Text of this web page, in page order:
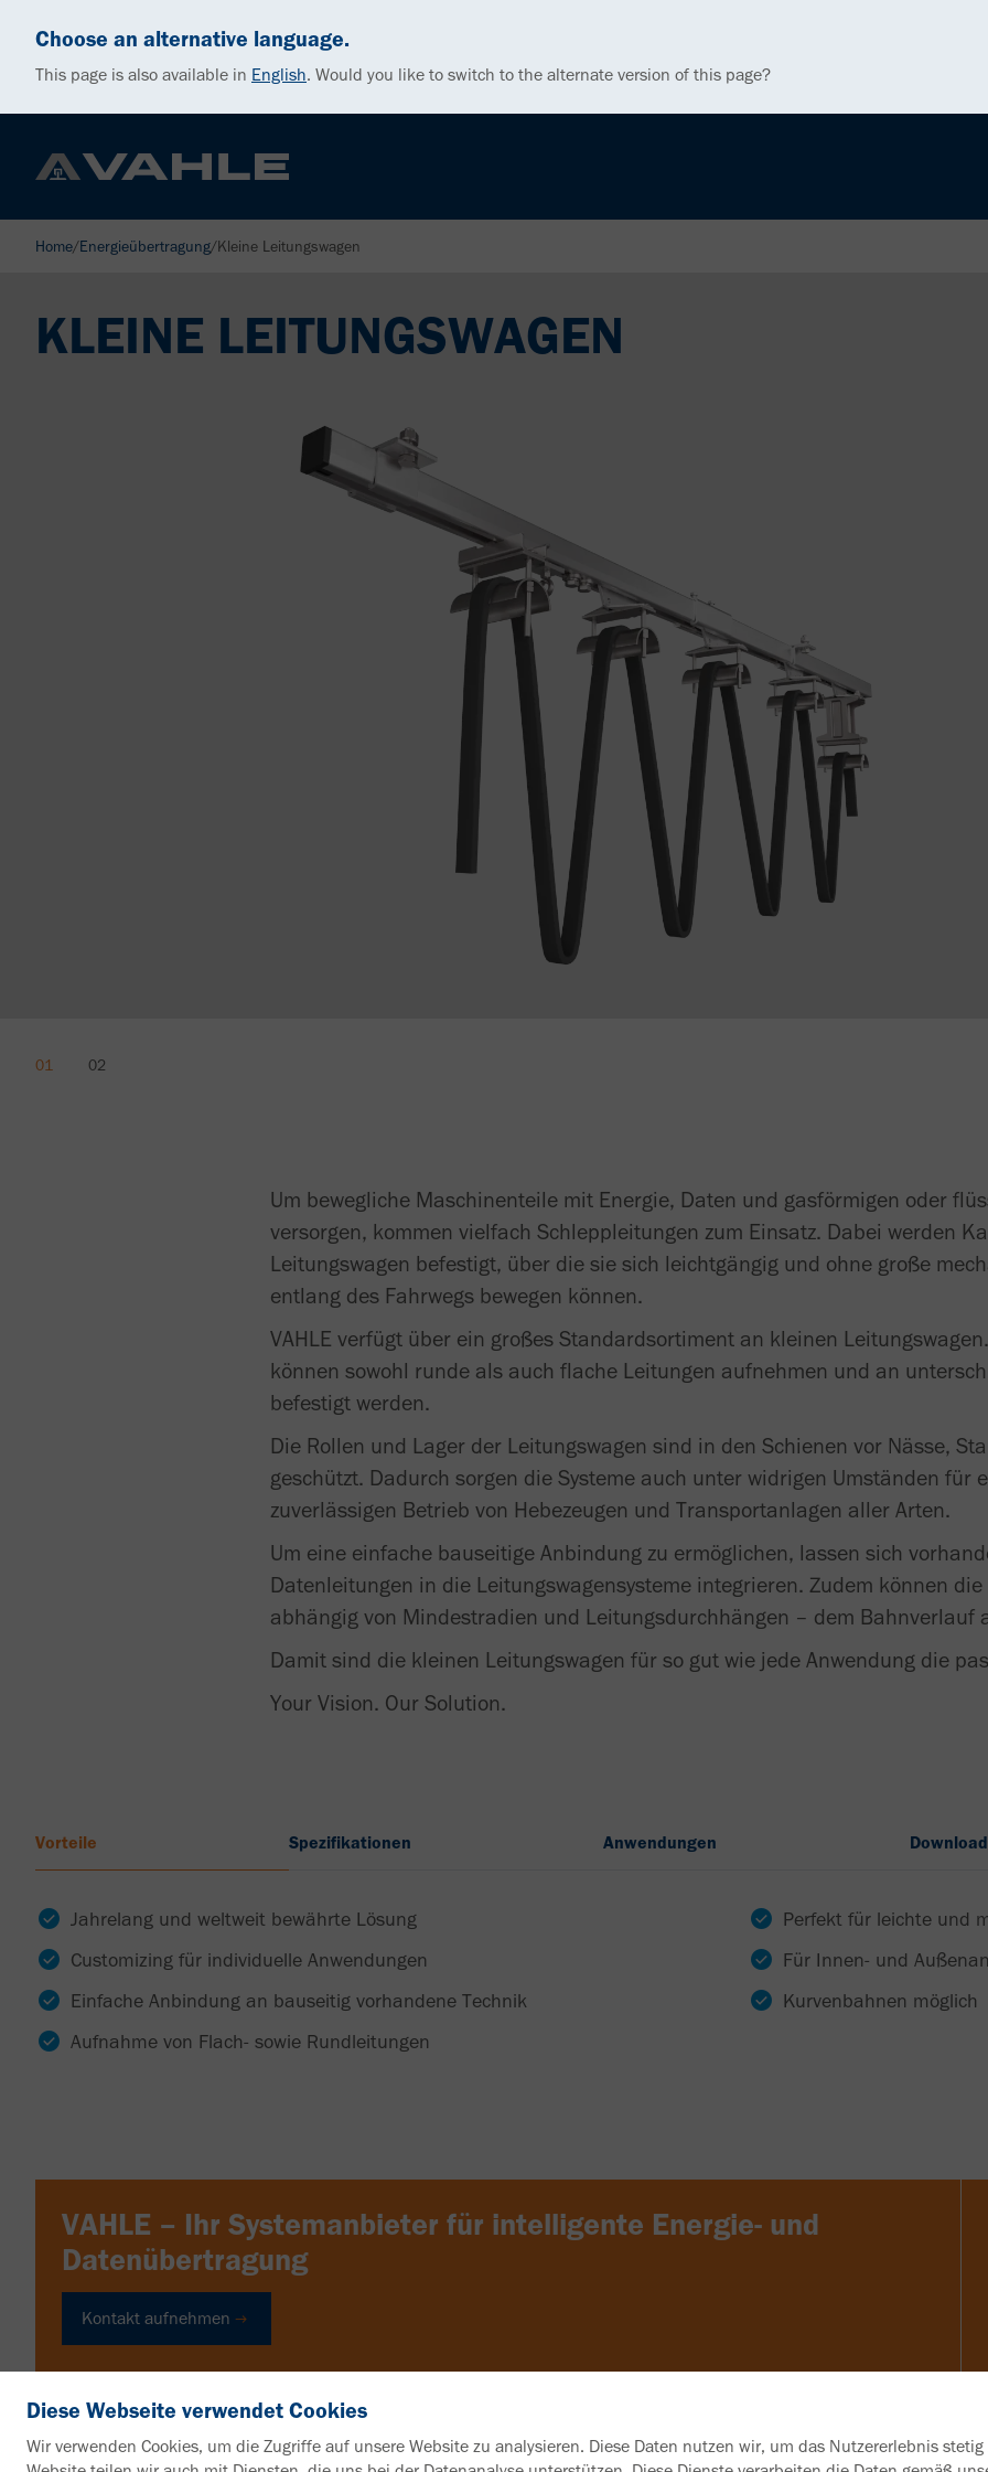
Choose an alternative language.
This page is also available in English. Would you like to switch to the alternate version of this page?
Home/Energieübertragung/Kleine Leitungswagen
KLEINE LEITUNGSWAGEN
Um bewegliche Maschinenteile mit Energie, Daten und gasförmigen oder
versorgen, kommen vielfach Schleppleitungen zum Einsatz. Dabei werden
Leitungswagen befestigt, über die sie sich leichtgängig und ohne große
entlang des Fahrwegs bewegen können.
VAHLE verfügt über ein großes Standardsortiment an kleinen
können sowohl runde als auch flache Leitungen aufnehmen und an
befestigt werden.
Die Rollen und Lager der Leitungswagen sind in den Schienen vor Nässe,
geschützt. Dadurch sorgen die Systeme auch unter widrigen Umständen für
zuverlässigen Betrieb von Hebezeugen und Transportanlagen aller Arten.
Um eine einfache bauseitige Anbindung zu ermöglichen, lassen sich
Datenleitungen in die Leitungswagensysteme integrieren. Zudem können
abhängig von Mindestradien und Leitungsdurchhängen – dem Bahnverlauf
Damit sind die kleinen Leitungswagen für so gut wie jede Anwendung die
Your Vision. Our Solution.
Vorteile Spezifikationen Anwendungen
Jahrelang und weltweit bewährte Lösung
Perfekt für leichte und
Customizing für individuelle Anwendungen
Für Innen- und
Einfache Anbindung an bauseitig vorhandene Technik
Kurvenbahnen möglich
Aufnahme von Flach- sowie Rundleitungen
VAHLE – Ihr Systemanbieter für intelligente Energie- und
Datenübertragung
Kontakt aufnehmen
Diese Webseite verwendet Cookies
Wir verwenden Cookies, um die Zugriffe auf unsere Website zu analysieren. Diese Daten nutzen wir, um das Nutzererlebnis